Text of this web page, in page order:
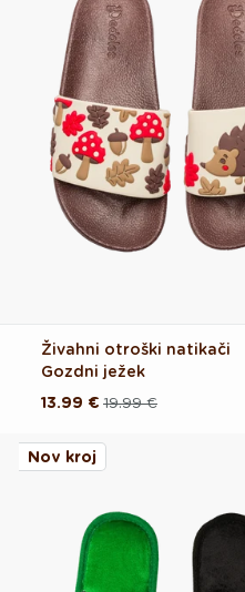
Živahni otroški natikači
Gozdni ježek
Redna 19.99 €
Akcijska
13.99 €
Nov kroj